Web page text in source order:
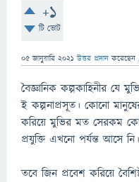
+1
টি ভোট
05 জানুয়ারি 2021 উত্তর প্রদান করেছেন
বৈজ্ঞানিক কল্পকাহিনীর যে
ই কল্পনাপ্রসূত। কোনো
করিয়ে মুভির মত সেরকম
প্রযুক্তি এখনো পর্যন্ত আসে নি।
তবে জিন প্রবেশ করিয়ে